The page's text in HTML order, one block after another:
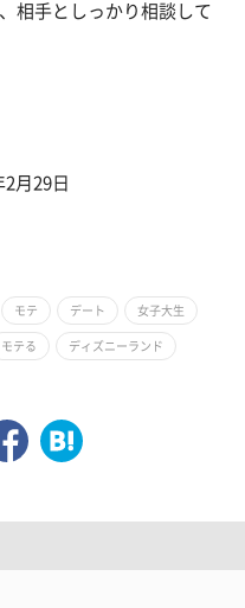
相手としっかり相談して
2月29日
モテ デート 女子大生
モテる ディズニーランド